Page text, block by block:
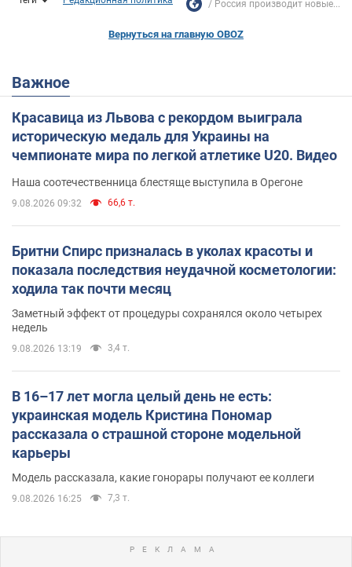
Россия производит новые...
Вернуться на главную OBOZ
Важное
Красавица из Львова с рекордом выиграла
историческую медаль для Украины на
чемпионате мира по легкой атлетике U20. Видео
Наша соотечественница блестяще выступила в Орегоне
9.08.2026 09:32 66,6 т.
Бритни Спирс призналась в уколах красоты и
показала последствия неудачной косметологии:
ходила так почти месяц
Заметный эффект от процедуры сохранялся около четырех
недель
9.08.2026 13:19 3,4 т.
В 16–17 лет могла целый день не есть:
украинская модель Кристина Пономар
рассказала о страшной стороне модельной
карьеры
Модель рассказала, какие гонорары получают ее коллеги
9.08.2026 16:25 7,3 т.